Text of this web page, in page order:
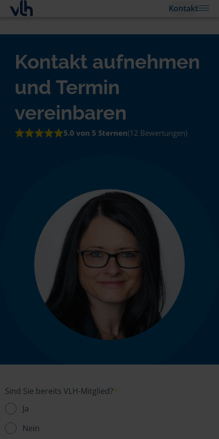
Kontakt
Kontakt aufnehmen
und Termin
vereinbaren
5.0 von 5 Sternen(12 Bewertungen)
Sind Sie bereits VLH-Mitglied?*
Ja
Nein